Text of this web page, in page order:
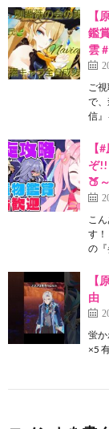
【
鑑
雲
ご
で
信』
【
ぞ
🍑～
こ
す
の
【
由
蛍
×5